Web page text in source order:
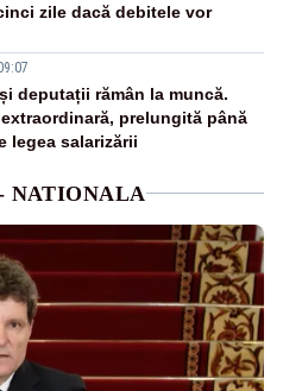
zile dacă debitele vor
deputații rămân la muncă.
prelungită până
legea salarizării
NATIONALA